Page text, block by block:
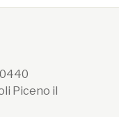
Piceno il